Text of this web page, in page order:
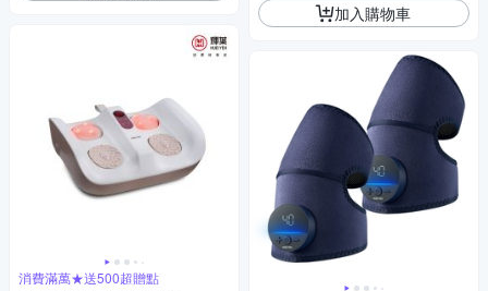
消費滿萬★送500超贈點
加入購物車